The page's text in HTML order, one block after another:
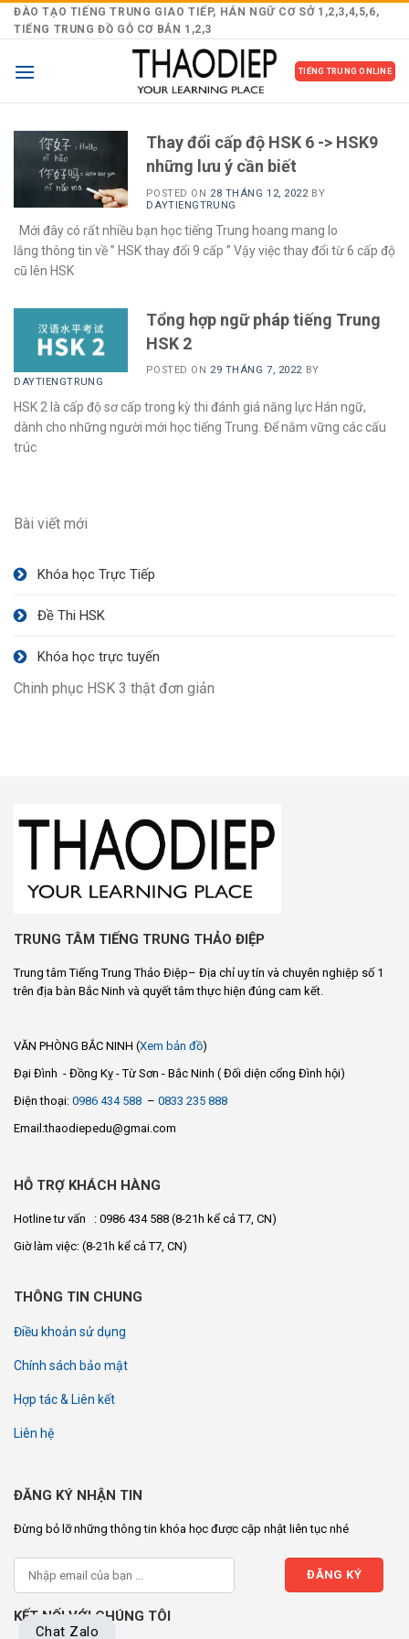
SkipĐÀO TẠO TIẾNG TRUNG GIAO TIẾP, HÁN NGỮ CƠ SỞ 1,2,3,4,5,6,
TIẾNG TRUNG ĐỒ GỖ CƠ BẢN 1,2,3
TIẾNG TRUNG ONLINE
Thay đổi cấp độ HSK 6 -> HSK9
những lưu ý cần biết
POSTED ON 28 THÁNG 12, 2022 BY
DAYTIENGTRUNG
Mới đây có rất nhiều bạn học tiếng Trung hoang mang lo
lắng thông tin về ” HSK thay đổi 9 cấp ” Vậy việc thay đổi từ 6 cấp độ
cũ lên HSK
Tổng hợp ngữ pháp tiếng Trung
HSK 2
POSTED ON 29 THÁNG 7, 2022BY
DAYTIENGTRUNG
HSK 2 là cấp độ sơ cấp trong kỳ thi đánh giá năng lực Hán ngữ,
dành cho những người mới học tiếng Trung. Để nắm vững các cấu
trúc
Bài viết mới
Khóa học Trực Tiếp
Đề Thi HSK
Khóa học trực tuyến
Chinh phục HSK 3 thật đơn giản
TRUNG TÂM TIẾNG TRUNG THẢO ĐIỆP
Trung tâm Tiếng Trung Thảo Điệp– Địa chỉ uy tín và chuyên nghiệp số 1
trên địa bàn Bắc Ninh và quyết tâm thực hiện đúng cam kết.
VĂN PHÒNG BẮC NINH (Xem bản đồ)
Đại Đình - Đồng Kỵ - Từ Sơn - Bắc Ninh ( Đối diện cổng Đình hội)
Điện thoại: 0986 434 588 – 0833 235 888
Email:thaodiepedu@gmai.com
HỖ TRỢ KHÁCH HÀNG
Hotline tư vấn : 0986 434 588 (8-21h kể cả T7, CN)
Giờ làm việc: (8-21h kể cả T7, CN)
THÔNG TIN CHUNG
Điều khoản sử dụng
Chính sách bảo mật
Hợp tác & Liên kết
Liên hệ
ĐĂNG KÝ NHẬN TIN
Đừng bỏ lỡ những thông tin khóa học được cập nhật liên tục nhé
KẾT NỐI VỚI CHÚNG TÔI
Chat Zalo